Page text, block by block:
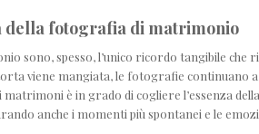
della fotografia di matrimonio
sono, spesso, l’unico ricordo tangibile che
viene mangiata, le fotografie continuano
è in grado di cogliere l’essenza
anche i momenti più spontanei e le